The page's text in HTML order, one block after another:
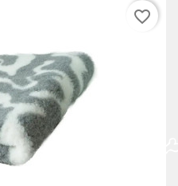
favorite_border